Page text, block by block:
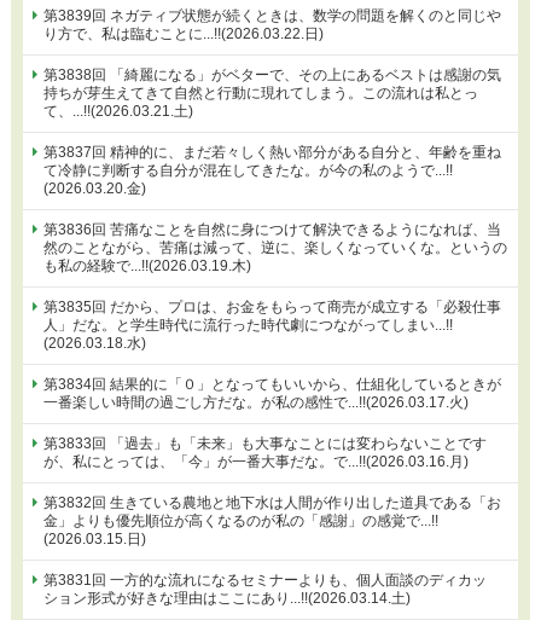
第3839回 ネガティブ状態が続くときは、数学の問題を解くのと同じや
り方で、私は臨むことに...!!(2026.03.22.日)
第3838回 「綺麗になる」がベターで、その上にあるベストは感謝の気
持ちが芽生えてきて自然と行動に現れてしまう。この流れは私とっ
て、...!!(2026.03.21.土)
第3837回 精神的に、まだ若々しく熱い部分がある自分と、年齢を重ね
て冷静に判断する自分が混在してきたな。が今の私のようで...!!
(2026.03.20.金)
第3836回 苦痛なことを自然に身につけて解決できるようになれば、当
然のことながら、苦痛は減って、逆に、楽しくなっていくな。というの
も私の経験で...!!(2026.03.19.木)
第3835回 だから、プロは、お金をもらって商売が成立する「必殺仕事
人」だな。と学生時代に流行った時代劇につながってしまい...!!
(2026.03.18.水)
第3834回 結果的に「０」となってもいいから、仕組化しているときが
一番楽しい時間の過ごし方だな。が私の感性で...!!(2026.03.17.火)
第3833回 「過去」も「未来」も大事なことには変わらないことです
が、私にとっては、「今」が一番大事だな。で...!!(2026.03.16.月)
第3832回 生きている農地と地下水は人間が作り出した道具である「お
金」よりも優先順位が高くなるのが私の「感謝」の感覚で...!!
(2026.03.15.日)
第3831回 一方的な流れになるセミナーよりも、個人面談のディカッ
ション形式が好きな理由はここにあり...!!(2026.03.14.土)